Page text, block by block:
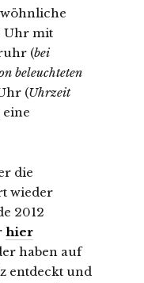
Uhr mit
(bei
beleuchteten
(Uhrzeit
eine
die
wieder
2012
hier
haben auf
entdeckt und